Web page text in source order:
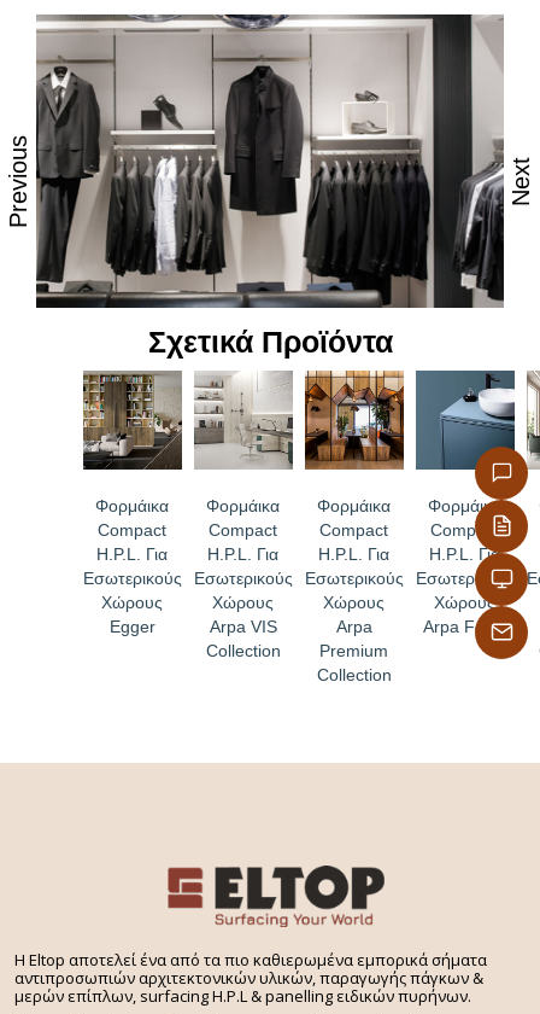
ακτινοβολία
Επιφάνεια απόλυτα υγιεινή με εξελιγμένη
αντιβακτηριδιακή φινιτούρα κατάλληλη για τρόφιμα
Υψηλή αντοχή στον αποχρωματισμό και το θάμπωμα
Εξαιρετικές υφές και αφή επιφάνειας
Aναβαθμισμένη μηχανική αντοχή, κατάλληλα για πολύ
σκληρή χρήση και για High Traffic περιβάλλοντα
Ποιότητα χρώματος, αναβαθμισμένα χαρτιά, υψηλή
αισθητική
Εύκολος καθαρισμός, υψηλή αντοχή σε καθαριστικά &
χημικά
Previous Next
Σχετικά Προϊόντα
Φορμάικα
Compact
H.P.L. Για
Εσωτερικούς
Χώρους
Egger
Φορμάικα
Compact
H.P.L. Για
Εσωτερικούς
Χώρους
Arpa VIS
Collection
Φορμάικα
Compact
H.P.L. Για
Εσωτερικούς
Χώρους
Arpa
Premium
Collection
Φορμάικα
Compact
H.P.L. Για
Εσωτερικούς
Χώρους
Arpa Fenix
H Eltop αποτελεί ένα από τα πιο καθιερωμένα εμπορικά σήματα
αντιπροσωπιών αρχιτεκτονικών υλικών, παραγωγής πάγκων &
μερών επίπλων, surfacing H.P.L & panelling ειδικών πυρήνων.